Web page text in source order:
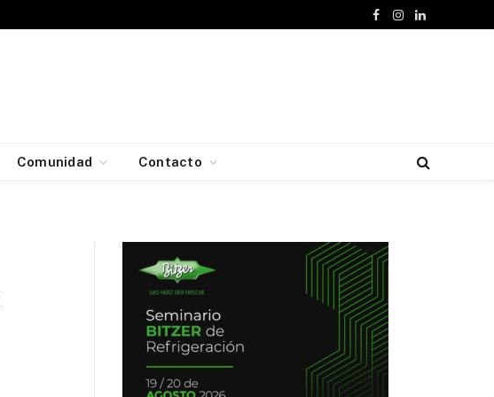
Facebook
Instagram
LinkedIn
Comunidad Contacto